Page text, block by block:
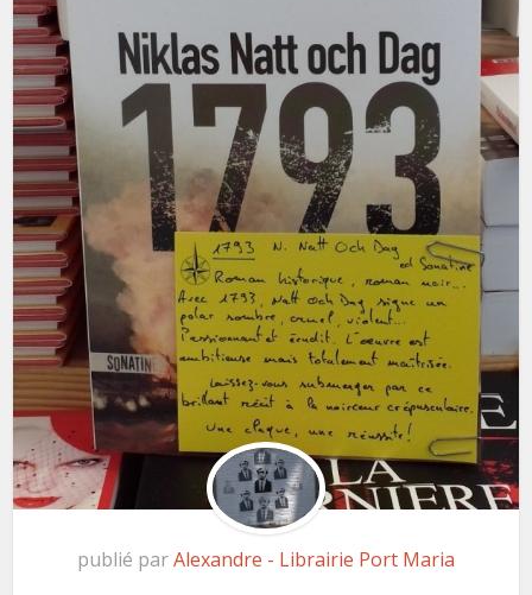
publié parAlexandre - Librairie Port Maria